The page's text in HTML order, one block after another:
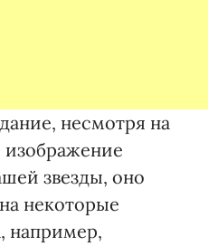
несмотря на
изображение
звезды, оно
некоторые
например,